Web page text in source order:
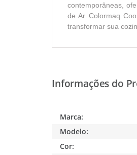
contemporâneas,
de Ar Colormaq
transformar sua
Marca:
Modelo:
Cor: